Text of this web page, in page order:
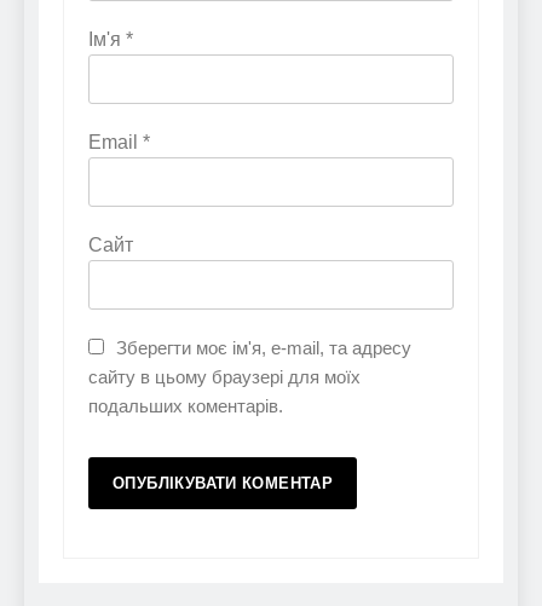
Ім'я *
Email *
Сайт
Зберегти моє ім'я, e-mail, та адресу
сайту в цьому браузері для моїх
подальших коментарів.